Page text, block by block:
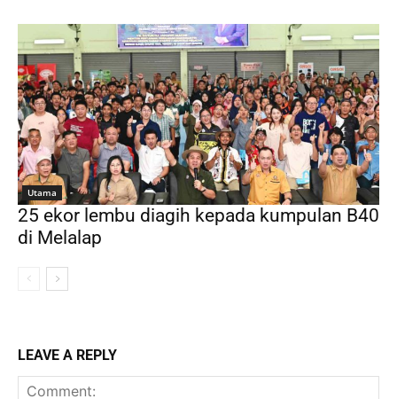
Utama
25 ekor lembu diagih kepada kumpulan B40
di Melalap
LEAVE A REPLY